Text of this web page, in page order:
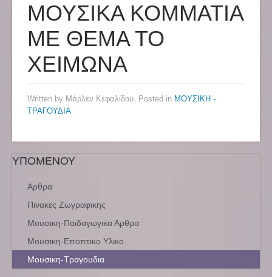
ΜΟΥΣΙΚΑ ΚΟΜΜΑΤΙΑ
ΜΕ ΘΕΜΑ ΤΟ
ΧΕΙΜΩΝΑ
Written by Μάρλεν Κεφαλίδου. Posted in ΜΟΥΣΙΚΗ -
ΤΡΑΓΟΥΔΙΑ
ΥΠΟΜΕΝΟΥ
Αρθρα
Πινακες Ζωγραφικης
Μουσικη-Παιδαγωγικα Αρθρα
Μουσικη-Εποπτικο Υλικο
Μουσικη-Τραγουδια